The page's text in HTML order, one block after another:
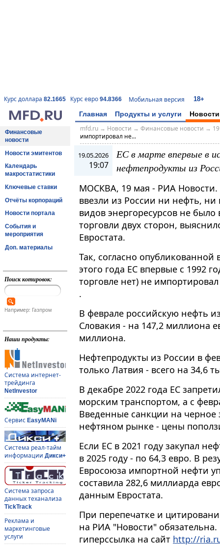
Курс доллара 82.1665 Курс евро 94.8366 Мобильная версия 18+
Главная Продукты и услуги Новости
Финансовые
новости
Новости эмитентов
Календарь
макростатистики
Ключевые ставки
Отчёты корпораций
Новости портала
События и
мероприятия
Доп. материалы
Поиск котировок:
Например: Газпром
Наши продукты:
Система интернет-
трейдинга
NetInvestor
Сервис EasyMANi
Система реал-тайм
информации Дикси+
Система запроса
данных теханализа
TickTrack
Реклама и
маркетинговые
услуги
mfd.ru→ Новости → Финансовые новости →
импортировал не...
19.05.2026
19:07
ЕС в марте впервые в
нефтепродукты из
МОСКВА, 19 мая - РИА Новости.
ввезли из России ни нефть,
видов энергоресурсов не
торговли двух сторон,
Евростата.
Так, согласно опубликованной
этого года ЕС впервые с 1992
торговле нет) не
.
В феврале российскую нефть
Словакия - на 147,2 миллиона
миллиона.
Нефтепродукты из России в
только Латвия - всего на 34,6
В декабре 2022 года ЕС
морским транспортом, а с
Введенные санкции на черное
нефтяном рынке - цены
Если ЕС в 2021 году закупал
в 2025 году - по 64,3 евро. В
Евросоюза импортной нефти
составила 282,6 миллиарда
данным Евростата.
При перепечатке и
на РИА "Новости"
гиперссылка на сайт http://